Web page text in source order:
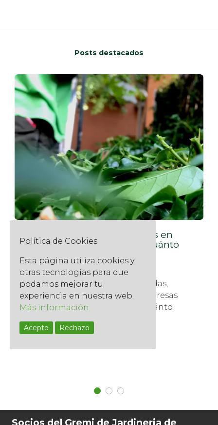
Posts destacados
Mantenimiento de jardines en
Barcelona: qué incluye y cuánto
cuesta realmente
19 mayo, 2025
Muchos propietarios de viviendas,
comunidades de vecinos y empresas
en Barcelona se preguntan cuánto
Read More
Socios del Gremi de Jardineria de
Política de Cookies
Esta página utiliza cookies y
otras tecnologías para que
podamos mejorar tu
experiencia en nuestra web.
Más información
Acepto Rechazo